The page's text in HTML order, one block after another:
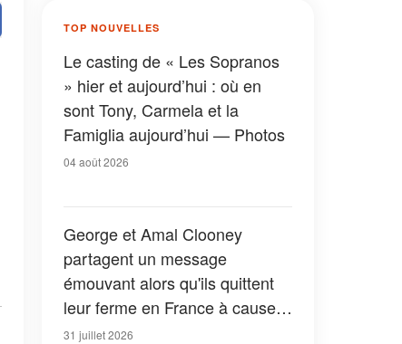
TOP NOUVELLES
Le casting de « Les Sopranos
» hier et aujourd’hui : où en
sont Tony, Carmela et la
Famiglia aujourd’hui — Photos
04 août 2026
George et Amal Clooney
partagent un message
émouvant alors qu'ils quittent
leur ferme en France à cause
des feux de forêt — Tous les
31 juillet 2026